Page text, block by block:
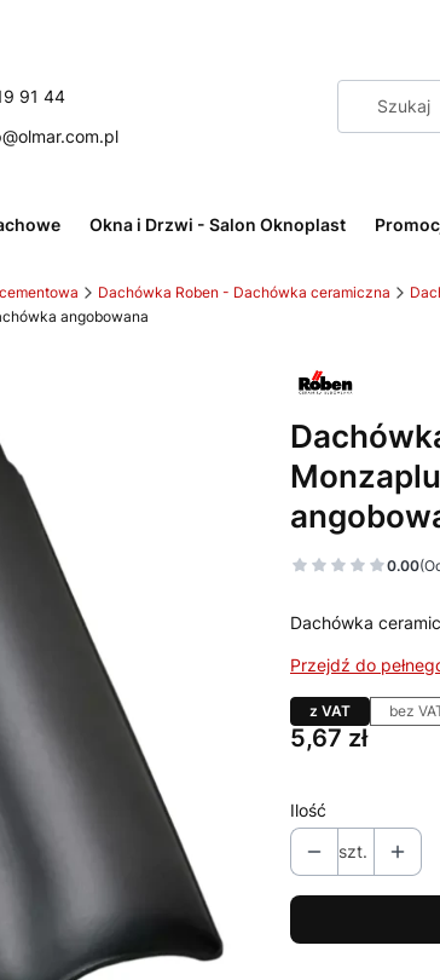
91 44
Okna i Drzwi - Salon Oknoplast
Dachówka Roben - Dachówka ceramiczna
angobowana
0.00
Dachówka
Przejdź do
z VAT bez
Cena
5,67 zł
Ilość
szt.